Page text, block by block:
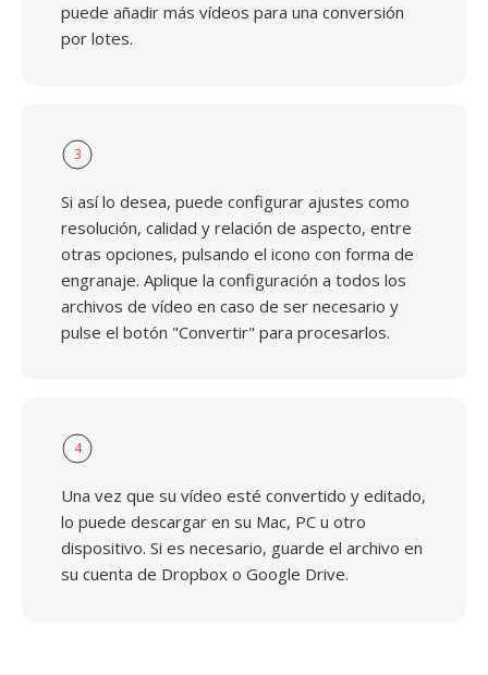
puede añadir más vídeos para una conversión
por lotes.
3
Si así lo desea, puede configurar ajustes como
resolución, calidad y relación de aspecto, entre
otras opciones, pulsando el icono con forma de
engranaje. Aplique la configuración a todos los
archivos de vídeo en caso de ser necesario y
pulse el botón "Convertir" para procesarlos.
4
Una vez que su vídeo esté convertido y editado,
lo puede descargar en su Mac, PC u otro
dispositivo. Si es necesario, guarde el archivo en
su cuenta de Dropbox o Google Drive.